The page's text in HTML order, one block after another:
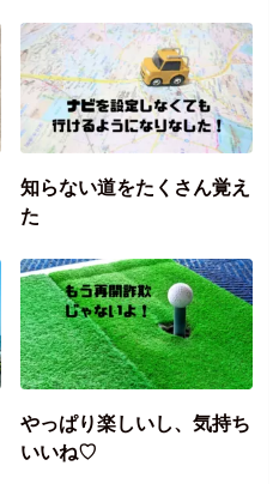
知らない道をたくさん覚え
た
やっぱり楽しいし、気持ち
いいね♡